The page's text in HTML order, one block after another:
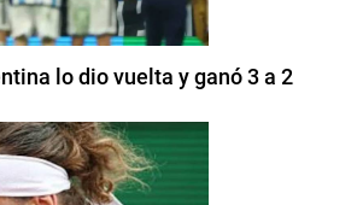
lo dio vuelta y ganó 3 a 2